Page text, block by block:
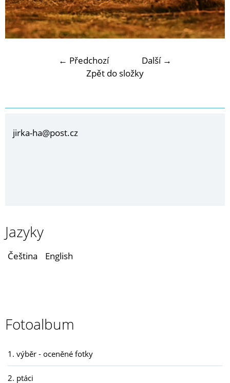
← Předchozí
Další →
Zpět do složky
jirka-ha@post.cz
Jazyky
Čeština English
Fotoalbum
1. výběr - oceněné fotky
2. ptáci